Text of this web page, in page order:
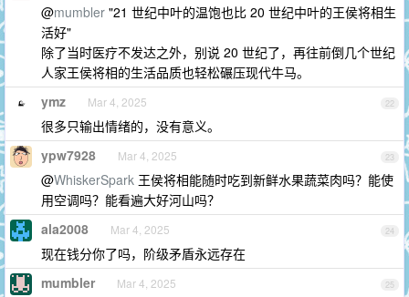
@mumbler "21 世纪中叶的温饱也比 20 世纪中叶的王侯将相生
活好"
除了当时医疗不发达之外，别说 20 世纪了，再往前倒几个世纪
人家王侯将相的生活品质也轻松碾压现代牛马。
22
ymz Mar 4, 2025
很多只输出情绪的，没有意义。
23
ypw7928 Mar 4, 2025
@WhiskerSpark 王侯将相能随时吃到新鲜水果蔬菜肉吗？能使
用空调吗？能看遍大好河山吗？
24
ala2008 Mar 4, 2025
现在钱分你了吗，阶级矛盾永远存在
25
mumbler Mar 4, 2025